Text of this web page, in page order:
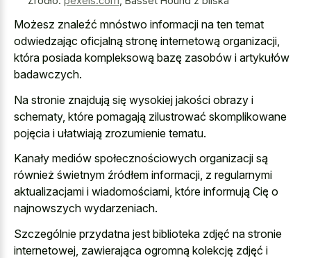
Możesz znaleźć mnóstwo informacji na ten temat
odwiedzając oficjalną stronę internetową organizacji,
która posiada kompleksową bazę zasobów i artykułów
badawczych.
Na stronie znajdują się wysokiej jakości obrazy i
schematy, które pomagają zilustrować skomplikowane
pojęcia i ułatwiają zrozumienie tematu.
Kanały mediów społecznościowych organizacji są
również świetnym źródłem informacji, z regularnymi
aktualizacjami i wiadomościami, które informują Cię o
najnowszych wydarzeniach.
Szczególnie przydatna jest biblioteka zdjęć na stronie
internetowej, zawierająca ogromną kolekcję zdjęć i